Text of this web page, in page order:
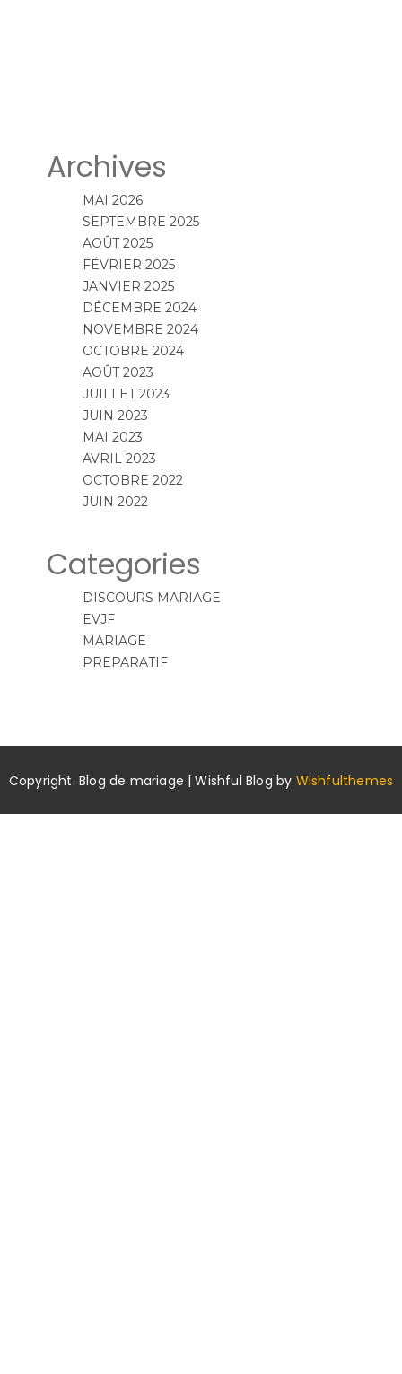
Archives
MAI 2026
SEPTEMBRE 2025
AOÛT 2025
FÉVRIER 2025
JANVIER 2025
DÉCEMBRE 2024
NOVEMBRE 2024
OCTOBRE 2024
AOÛT 2023
JUILLET 2023
JUIN 2023
MAI 2023
AVRIL 2023
OCTOBRE 2022
JUIN 2022
Categories
DISCOURS MARIAGE
EVJF
MARIAGE
PREPARATIF
Copyright. Blog de mariage | Wishful Blog by Wishfulthemes